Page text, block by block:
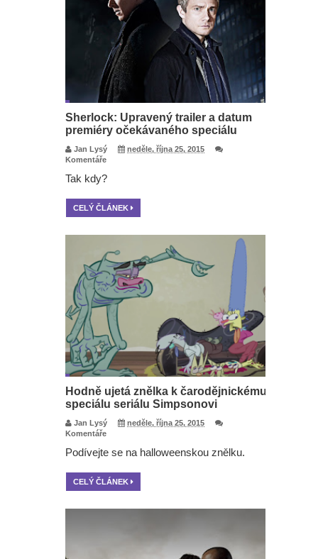
Sherlock: Upravený trailer a datum
premiéry očekávaného speciálu
Jan Lysý
neděle, října 25, 2015
Komentáře
Tak kdy?
CELÝ ČLÁNEK
Hodně ujetá znělka k čarodějnickému
speciálu seriálu Simpsonovi
Jan Lysý
neděle, října 25, 2015
Komentáře
Podívejte se na halloweenskou znělku.
CELÝ ČLÁNEK